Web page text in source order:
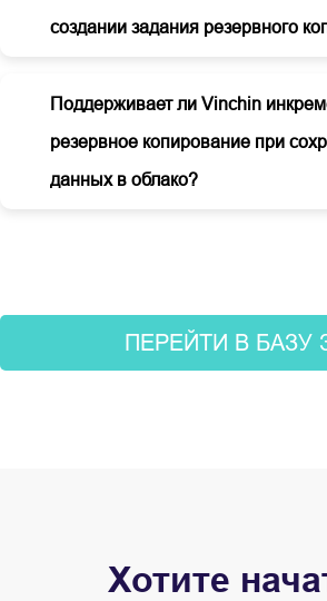
создании задания резервного
Поддерживает ли Vinchin
резервное копирование при
данных в облако?
ПЕРЕЙТИ В БАЗУ
Хотите